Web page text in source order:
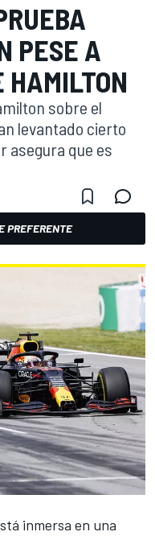
PESE A
HAMILTON
sobre el
levantado cierto
asegura que es
PREFERENTE
inmersa en una